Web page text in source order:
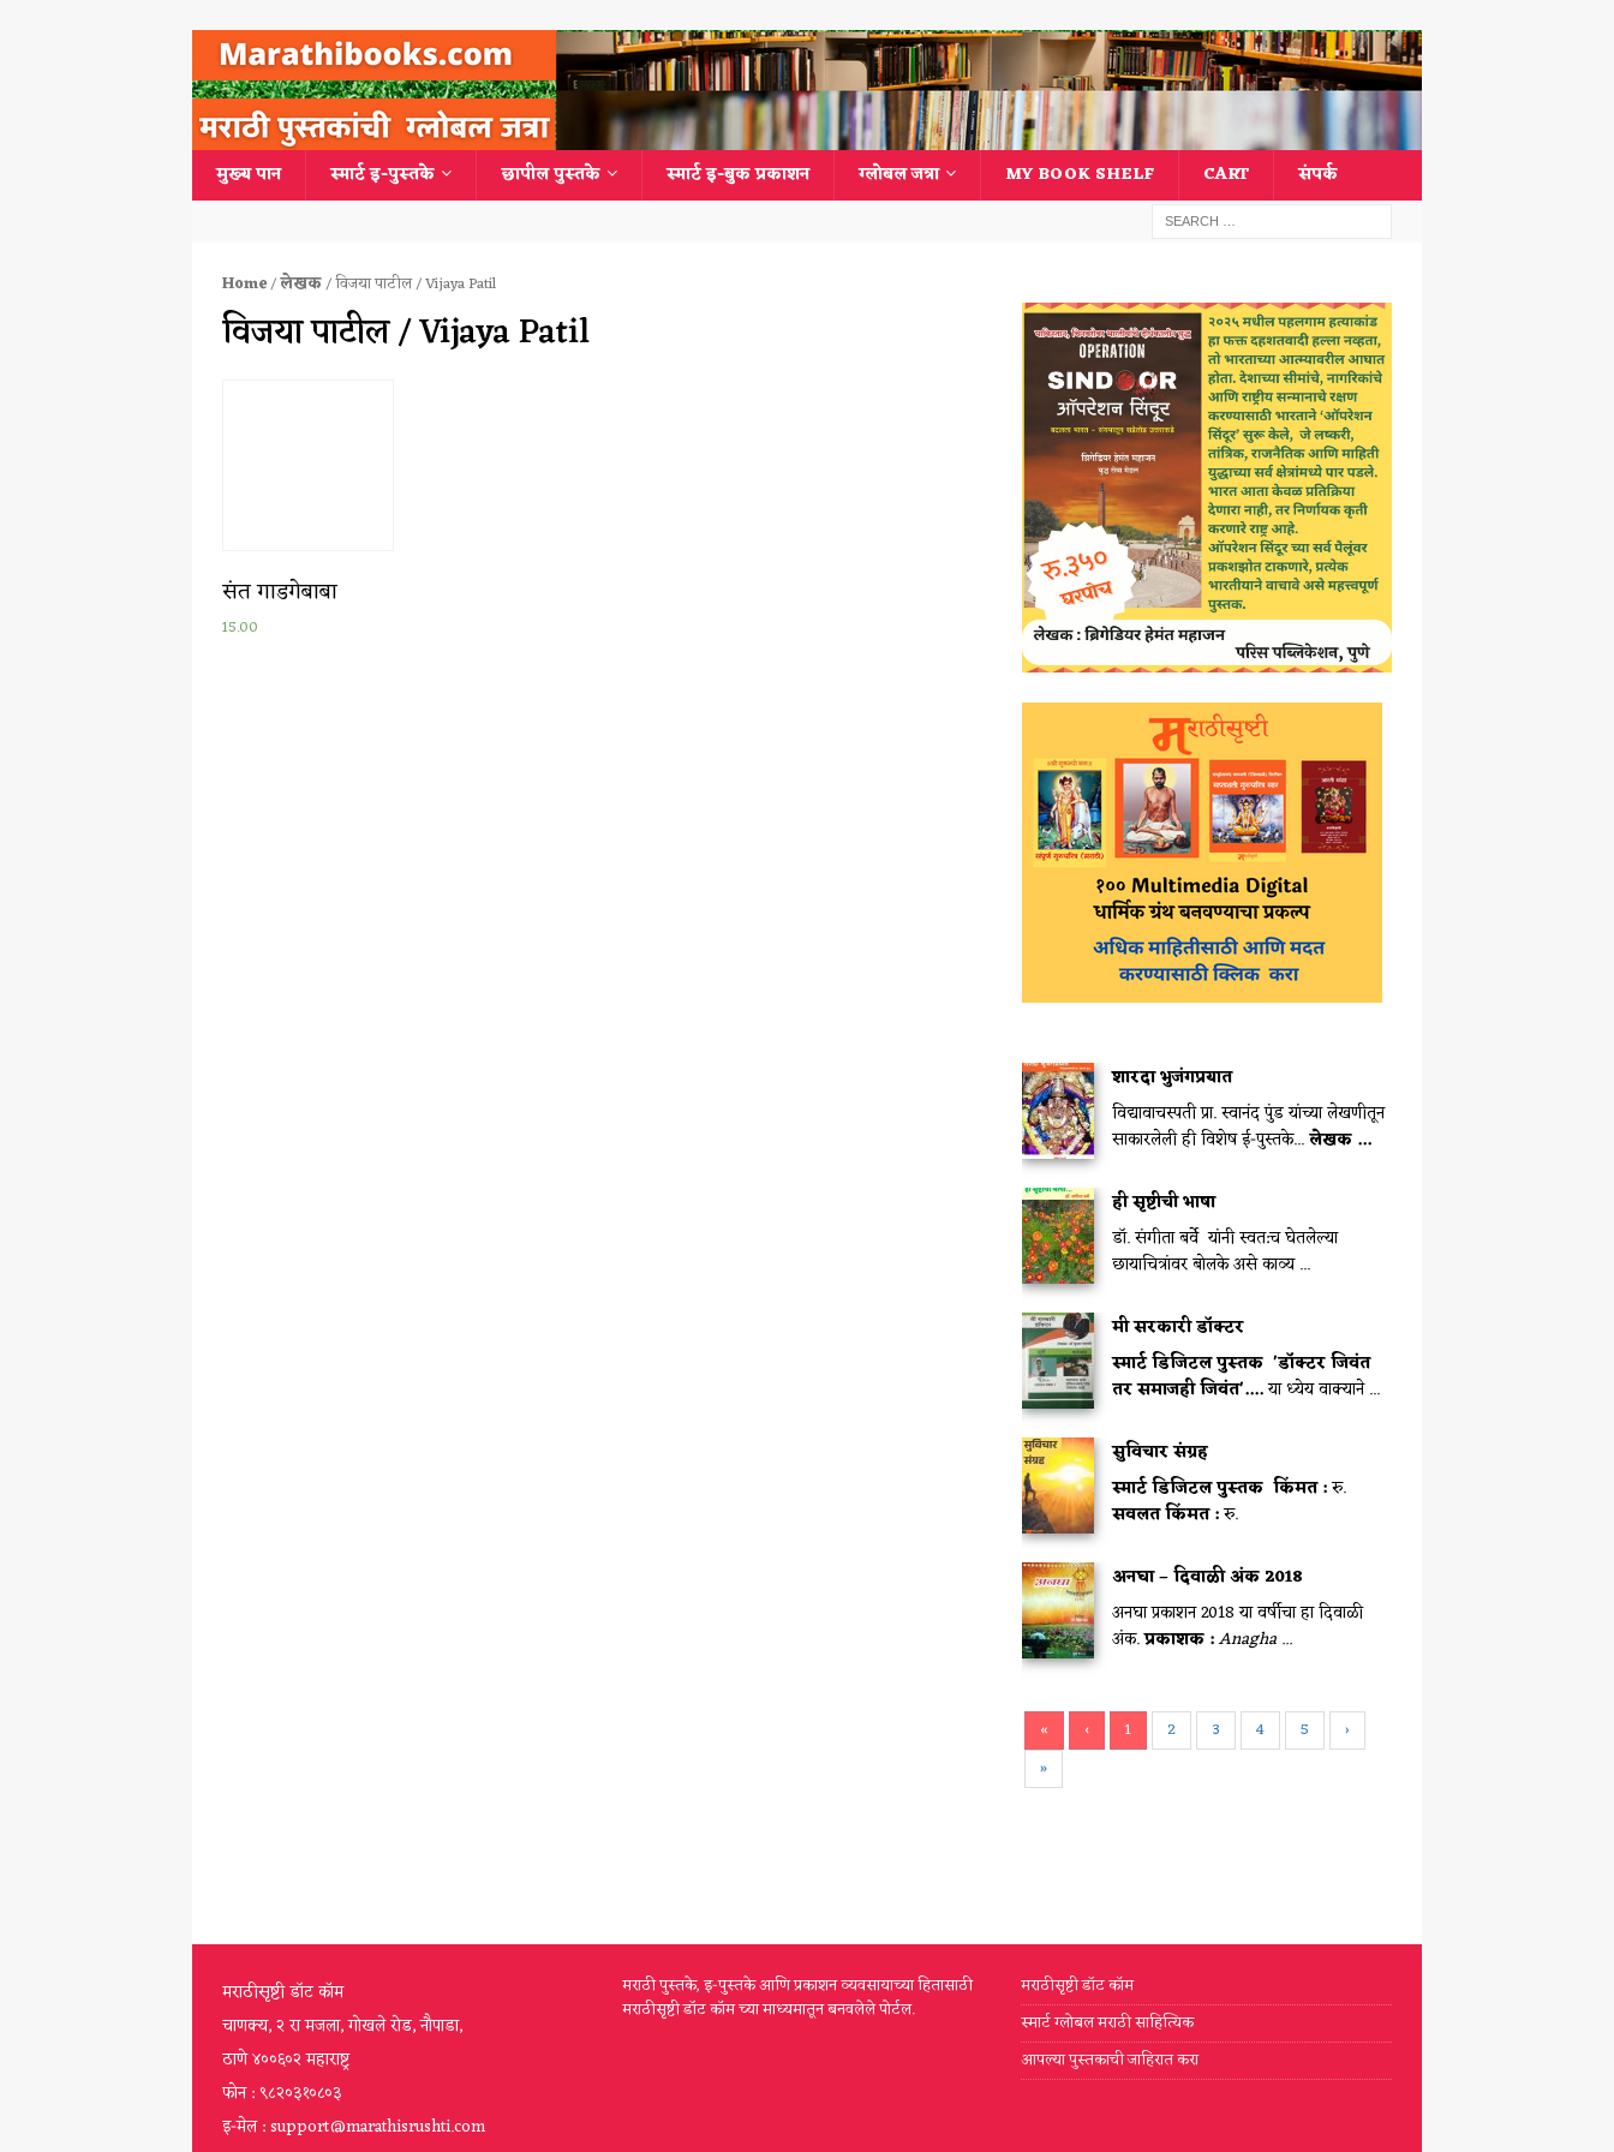
मुख्य पान स्मार्ट इ-पुस्तके छापील पुस्तके स्मार्ट इ-बुक प्रकाशन ग्लोबल जत्रा MY BOOK SHELF CART संपर्क
Home/लेखक/ विजया पाटील / Vijaya Patil
विजया पाटील / Vijaya Patil
संत गाडगेबाबा
15.00
शारदा भुजंगप्रयात
विद्यावाचस्पती प्रा. स्वानंद पुंड यांच्या लेखणीतून
साकारलेली ही विशेष ई-पुस्तके...लेखक ...
ही सृष्टीची भाषा
डॉ. संगीता बर्वे यांनी स्वत:च घेतलेल्या
छायाचित्रांवर बोलके असे काव्य ...
मी सरकारी डॉक्टर
स्मार्ट डिजिटल पुस्तक 'डॉक्टर जिवंत
तर समाजही जिवंत'....या ध्येय वाक्याने ...
सुविचार संग्रह
स्मार्ट डिजिटल पुस्तक किंमत :रु.
सवलत किंमत :रु.
अनघा – दिवाळी अंक 2018
अनघा प्रकाशन 2018 या वर्षीचा हा दिवाळी
अंक.प्रकाशक :Anagha ...
« ‹ 1 2 3 4 5
›
»
मराठीसृष्टी डॉट कॉम
चाणक्य, २ रा मजला, गोखले रोड, नौपाडा,
ठाणे ४००६०२ महाराष्ट्र
फोन : ९८२०३१०८०३
इ-मेल : support@marathisrushti.com
मराठी पुस्तके, इ-पुस्तके आणि प्रकाशन व्यवसायाच्या हितासाठी
मराठीसृष्टी डॉट कॉम च्या माध्यमातून बनवलेले पोर्टल.
मराठीसृष्टी डॉट कॉम
स्मार्ट ग्लोबल मराठी साहित्यिक
आपल्या पुस्तकाची जाहिरात करा